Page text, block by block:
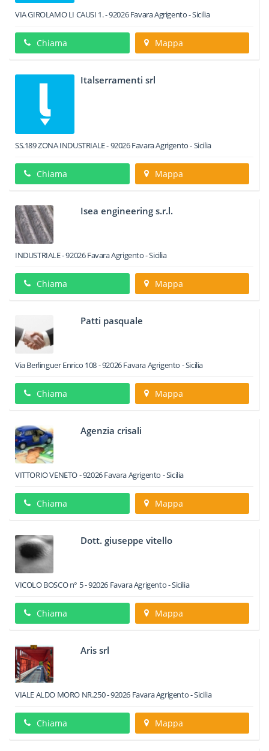
VIA GIROLAMO LI CAUSI 1.-92026 FavaraAgrigento -Sicilia
Chiama Mappa
Italserramenti srl
SS.189 ZONA INDUSTRIALE-92026FavaraAgrigento -Sicilia
Chiama Mappa
Isea engineering s.r.l.
INDUSTRIALE-92026FavaraAgrigento -Sicilia
Chiama Mappa
Patti pasquale
Via Berlinguer Enrico 108-92026FavaraAgrigento -Sicilia
Chiama Mappa
Agenzia crisali
VITTORIO VENETO-92026FavaraAgrigento -Sicilia
Chiama Mappa
Dott. giuseppe vitello
VICOLO BOSCO n° 5-92026 FavaraAgrigento -Sicilia
Chiama Mappa
Aris srl
VIALE ALDO MORO NR.250-92026 FavaraAgrigento -Sicilia
Chiama Mappa